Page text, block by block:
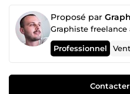
Proposé par
Professionnel